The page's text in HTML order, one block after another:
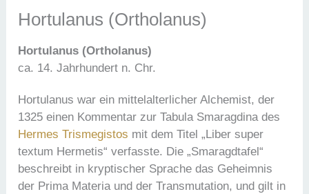
Hortulanus (Ortholanus)
Hortulanus (Ortholanus)
ca. 14. Jahrhundert n. Chr.
Hortulanus war ein mittelalterlicher Alchemist, der
1325 einen Kommentar zur Tabula Smaragdina des
Hermes Trismegistos mit dem Titel „Liber super
textum Hermetis“ verfasste. Die „Smaragdtafel“
beschreibt in kryptischer Sprache das Geheimnis
der Prima Materia und der Transmutation, und gilt in